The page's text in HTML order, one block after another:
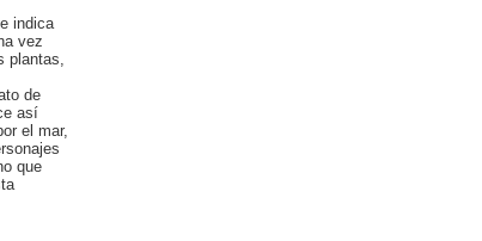
indica
vez
plantas,
de
así
el mar,
que